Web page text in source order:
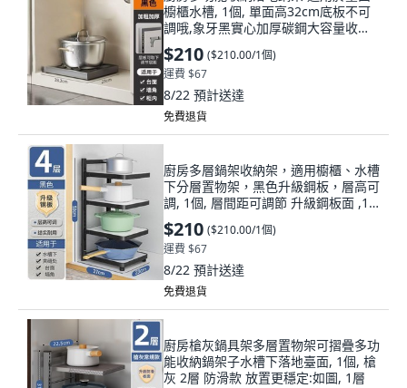
櫥櫃水槽, 1個, 單面高32cm底板不可
調哦,象牙黑實心加厚碳鋼大容量收納
架
$210 ($210.00/1個)
運費 $67
8/22 預計送達
免費退貨
廚房多層鍋架收納架，適用櫥櫃、水槽
下分層置物架，黑色升級鋼板，層高可
調, 1個, 層間距可調節 升級鋼板面 ,1
層基礎鍋架 不合適不建議, 1
$210 ($210.00/1個)
運費 $67
8/22 預計送達
免費退貨
廚房槍灰鍋具架多層置物架可摺疊多功
能收納鍋架子水槽下落地臺面, 1個, 槍
灰 2層 防滑款 放置更穩定:如圖, 1層